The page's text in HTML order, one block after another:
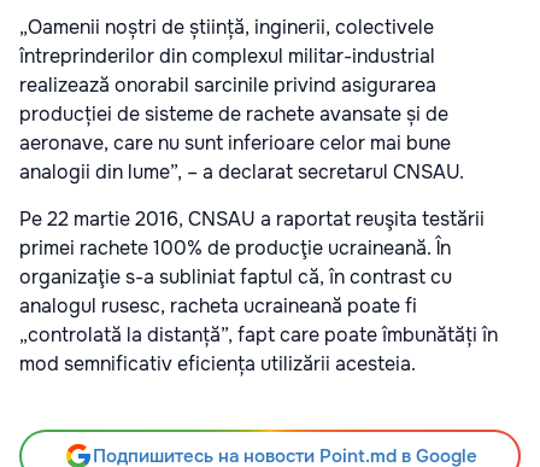
„Oamenii noștri de știință, inginerii, colectivele
întreprinderilor din complexul militar-industrial
realizează onorabil sarcinile privind asigurarea
producției de sisteme de rachete avansate și de
aeronave, care nu sunt inferioare celor mai bune
analogii din lume”, – a declarat secretarul CNSAU.
Pe 22 martie 2016, CNSAU a raportat reuşita testării
primei rachete 100% de producţie ucraineană. În
organizaţie s-a subliniat faptul că, în contrast cu
analogul rusesc, racheta ucraineană poate fi
„controlată la distanță”, fapt care poate îmbunătăți în
mod semnificativ eficiența utilizării acesteia.
Подпишитесь на новости Point.md в Google